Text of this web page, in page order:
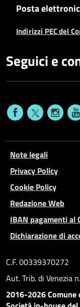
Posta
Indirizzi PEC del
Seguici e
Note legali
Privacy Policy
Cookie Policy
Redazione Web
IBAN pagamenti al
Dichiarazione di
C.F. 00339370272
Aut. Trib. di Venezia
2016-2026 Comune